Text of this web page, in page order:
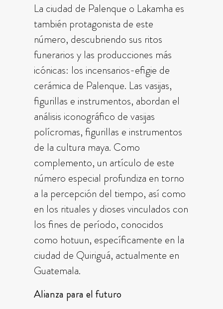
La ciudad de Palenque o Lakamha es
también protagonista de este
número, descubriendo sus ritos
funerarios y las producciones más
icónicas: los incensarios-efigie de
cerámica de Palenque. Las vasijas,
figurillas e instrumentos, abordan el
análisis iconográfico de vasijas
polícromas, figurillas e instrumentos
de la cultura maya. Como
complemento, un artículo de este
número especial profundiza en torno
a la percepción del tiempo, así como
en los rituales y dioses vinculados con
los fines de período, conocidos
como hotuun, específicamente en la
ciudad de Quiriguá, actualmente en
Guatemala.
Alianza para el futuro